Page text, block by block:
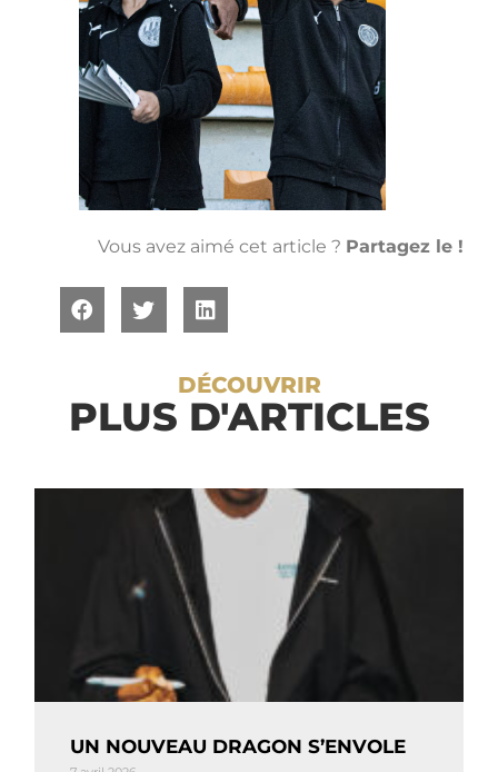
Vous avez aimé cet article ? Partagez le !
DÉCOUVRIR
PLUS D'ARTICLES
UN NOUVEAU DRAGON S’ENVOLE